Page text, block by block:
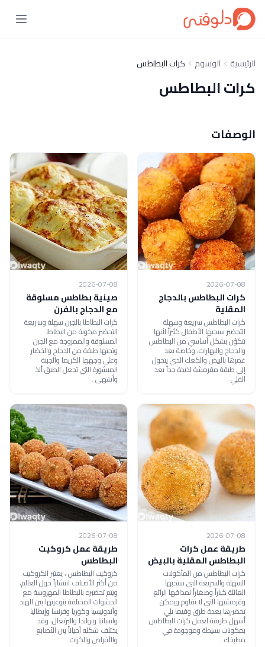
الرئيسية الوسوم كرات البطاطس
كرات البطاطس
الوصفات
2026-07-08
كرات البطاطس بالدجاج
المقلية
كرات البطاطس سريعة وسهلة
التحضير سيحبها الأطفال كثيراً لأنها
تتكوّن بشكل أساسي من البطاطس
والدجاج والبهارات، وخاصة بعد
غمرها بالبيض والكعك الذي يتحول
إلى طبقة مقرمشة لذيذة جداً بعد
القلي .
2026-07-08
صينية بطاطس مسلوقة
مع الدجاج بالفرن
كرات البطاطا بالجبن سهلة وسريعة
التحضير مكونة من البطاطا
المسلوقة والممزوجة مع الجبن
وتحتها طبقة من الدجاج والخضار
وعلى وجهها الكريما والجبنة
المبشورة التي تجعل الطبق ألذ
وأشهى .
2026-07-08
طريقة عمل كرات
البطاطس المقلية بالبيض
كرات البطاطس من المأكولات
السهلة والسريعة التي ستحبها
العائلة كباراً وصغاراً لمذاقها الرائع
وقرمشتها التي لا تقاوم ويمكن
تحضيرها بعدة طرق وفيما يلي
أسهل طريقة لعمل كرات البطاطس
بمكونات بسيطة وموجودة في
مطبخك .
2026-07-08
طريقة عمل كروكيت
البطاطس
كروكيت البطاطس ، يعتبر الكروكيت
من أكثر الأصناف انتشاراً حول العالم،
ويتم تحضيره بالبطاطا المهروسة مع
الحشوات المختلفة بنوعيتها بين الهند
وأندونيسيا وكوريا وفرنسا وإيطاليا
واسبانبا وبولندا والبرتغال، وقد
يختلف شكله أحياناً بين الأصابع
والأقراص والكرات